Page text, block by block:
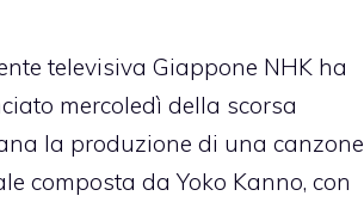
televisiva Giappone NHK ha
mercoledì della scorsa
la produzione di una canzone
composta da Yoko Kanno, con